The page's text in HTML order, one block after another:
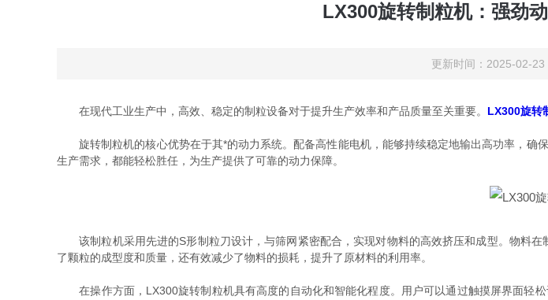
LX300旋转制粒机：强劲
更新时间：2025-02-
在现代工业生产中，高效、稳定的制粒设备对于提升生产效率和产品质量至关重要。 LX300旋转
旋转制粒机的核心优势在于其*的动力系统。配备高性能电机，能够持续稳定地输出高功率，确
生产需求，都能轻松胜任，为生产提供了可靠的动力保障。
该制粒机采用先进的S形制粒刀设计，与筛网紧密配合，实现对物料的高效挤压和成型。物料在
了颗粒的成型度和质量，还有效减少了物料的损耗，提升了原材料的利用率。
在操作方面，LX300旋转制粒机具有高度的自动化和智能化程度。用户可以通过触摸屏界面轻